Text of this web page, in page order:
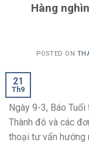
Hàng
POSTED ON
21
Th9
Ngày 9-3, Báo
Thành đô và các
thoại tư vấn hướng